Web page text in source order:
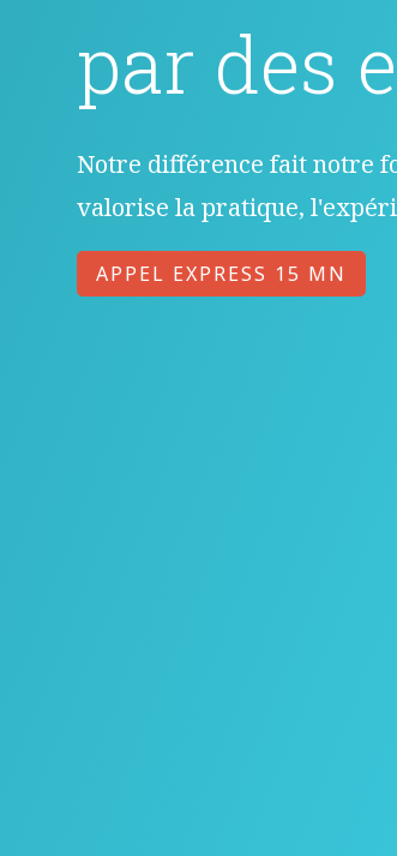
par des
Notre différence fait notre
valorise la pratique,
APPEL EXPRESS 15 MN